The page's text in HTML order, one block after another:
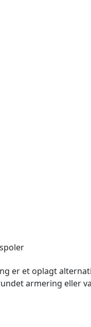
er et oplagt
armering eller